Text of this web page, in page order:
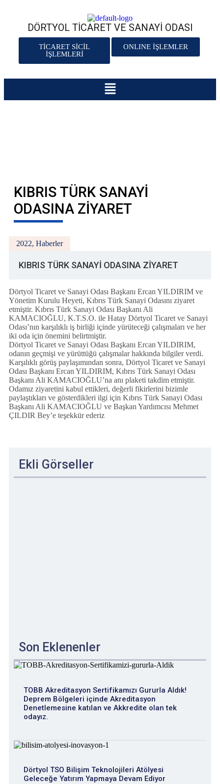
DÖRTYOL TİCARET VE SANAYİ ODASI
TİCARET SİCİL
İŞLEMLERİ
ONLINE İŞLEMLER
KIBRIS TÜRK SANAYİ
ODASINA ZİYARET
2022, Haberler
KIBRIS TÜRK SANAYİ ODASINA ZİYARET
Dörtyol Ticaret ve Sanayi Odası Başkanı Ercan YILDIRIM ve
Yönetim Kurulu Heyeti, Kıbrıs Türk Sanayi Odasını ziyaret
etmiştir. Kıbrıs Türk Sanayi Odası Başkanı Ali
KAMACIOĞLU, K.T.S.O. ile Hatay Dörtyol Ticaret ve Sanayi
Odası’nın karşılıklı iş birliği içinde yürüteceği çalışmaları ve her
iki oda için önemini belirtmiştir.
Dörtyol Ticaret ve Sanayi Odası Başkanı Ercan YILDIRIM,
odanın geçmişi ve yürüttüğü çalışmalar hakkında bilgiler verdi.
Karşılıklı görüş paylaşımından sonra, Dörtyol Ticaret ve Sanayi
Odası Başkanı Ercan YILDIRIM, Kıbrıs Türk Sanayi Odası
Başkanı Ali KAMACIOĞLU’na anı plaketi takdim etmiştir.
Odamız ziyaretini kabul ettikleri, değerli fikirlerini bizimle
paylaştıkları ve gösterdikleri ilgi için Kıbrıs Türk Sanayi Odası
Başkanı Ali KAMACIOĞLU ve Başkan Yardımcısı Mehmet
ÇILDIR Bey’e teşekkür ederiz
Ekli Görseller
Son Eklenenler
TOBB Akreditasyon Sertifikamızı Gururla Aldık!
Deprem Bölgeleri içinde Akreditasyon
Denetlemesine katılan ve Akkredite olan tek
odayız.
Dörtyol TSO Bilişim Teknolojileri Atölyesi
Geleceğe Yatırım Yapmaya Devam Ediyor